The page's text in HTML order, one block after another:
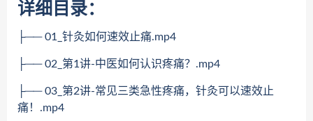
详细目录：
├── 01_针灸如何速效止痛.mp4
├── 02_第1讲-中医如何认识疼痛？.mp4
├── 03_第2讲-常见三类急性疼痛，针灸可以速效止
痛！.mp4